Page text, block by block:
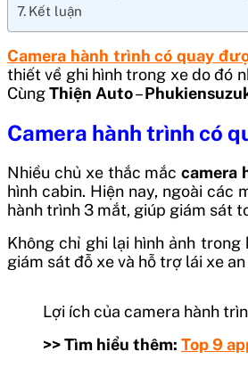
Kết luận
Camera hành trình có quay
thiết về ghi hình trong xe do đó
CùngThiện Auto–
Camera hành trình có
Nhiều chủ xe thắc mắccamera
hình cabin. Hiện nay, ngoài
hành trình 3 mắt, giúp giám sát
Không chỉ ghi lại hình ảnh
giám sát đỗ xe và hỗ trợ lái xe
Lợi ích của camera hành
>> Tìm hiểu thêm: Top 9